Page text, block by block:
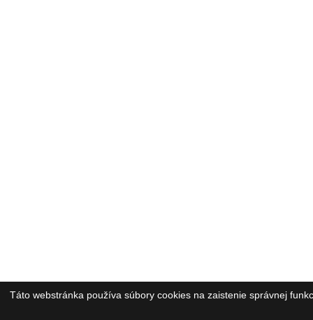
Táto webstránka používa súbory cookies na zaistenie správnej